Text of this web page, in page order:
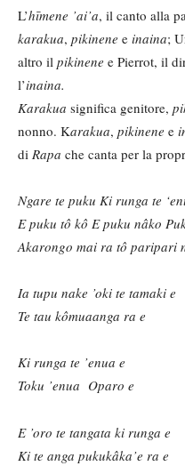
L’hīmene ’ai’a, il canto alla
karakua, pikinene e inaina;
altro il pikinene e Pierrot, il
l’inaina.
Karakua significa genitore,
nonno. Karakua, pikinene e
di Rapa che canta per la
Ngare te puku Ki runga te
E puku tô kô E puku nâko
Akarongo mai ra tô paripari
Ia tupu nake ’oki te tamaki e
Te tau kômuaanga ra e
Ki runga te ’enua e
Toku ’enua Oparo e
E ’oro te tangata ki runga e
Ki te anga pukukâka’e ra e